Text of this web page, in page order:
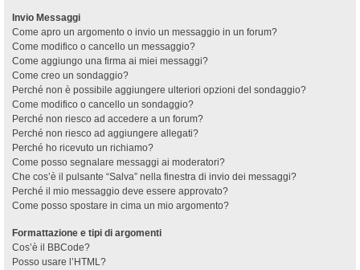
Invio Messaggi
Come apro un argomento o invio un messaggio in un forum?
Come modifico o cancello un messaggio?
Come aggiungo una firma ai miei messaggi?
Come creo un sondaggio?
Perché non è possibile aggiungere ulteriori opzioni del sondaggio?
Come modifico o cancello un sondaggio?
Perché non riesco ad accedere a un forum?
Perché non riesco ad aggiungere allegati?
Perché ho ricevuto un richiamo?
Come posso segnalare messaggi ai moderatori?
Che cos’è il pulsante “Salva” nella finestra di invio dei messaggi?
Perché il mio messaggio deve essere approvato?
Come posso spostare in cima un mio argomento?
Formattazione e tipi di argomenti
Cos’è il BBCode?
Posso usare l’HTML?